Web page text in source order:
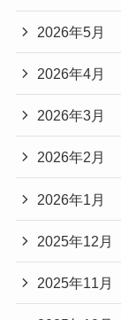
2026年5月
2026年4月
2026年3月
2026年2月
2026年1月
2025年12月
2025年11月